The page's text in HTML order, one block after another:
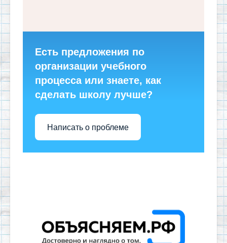
Есть предложения по
организации учебного
процесса или знаете, как
сделать школу лучше?
Написать о проблеме